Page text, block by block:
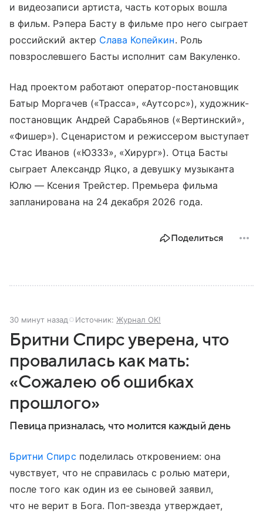
и видеозаписи артиста, часть которых вошла
в фильм. Рэпера Басту в фильме про него сыграет
российский актер Слава Копейкин. Роль
повзрослевшего Басты исполнит сам Вакуленко.
Над проектом работают оператор-постановщик
Батыр Моргачев («Трасса», «Аутсорс»), художник-
постановщик Андрей Сарабьянов («Вертинский»,
«Фишер»). Сценаристом и режиссером выступает
Стас Иванов («ЮЗЗЗ», «Хирург»). Отца Басты
сыграет Александр Яцко, а девушку музыканта
Юлю — Ксения Трейстер. Премьера фильма
запланирована на 24 декабря 2026 года.
Поделиться
30 минут назад Источник: Журнал OK!
Бритни Спирс уверена, что
провалилась как мать:
«Сожалею об ошибках
прошлого»
Певица призналась, что молится каждый день
Бритни Спирс поделилась откровением: она
чувствует, что не справилась с ролью матери,
после того как один из ее сыновей заявил,
что не верит в Бога. Поп-звезда утверждает,